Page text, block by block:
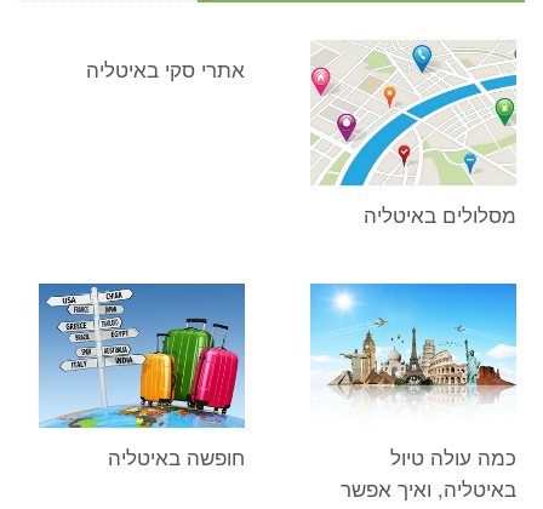
מסלולים באיטליה
אתרי סקי באיטליה
כמה עולה טיול
באיטליה, ואיך אפשר
חופשה באיטליה